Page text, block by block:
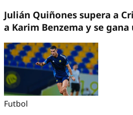
Julián Quiñones supera a
a Karim Benzema y se
Futbol